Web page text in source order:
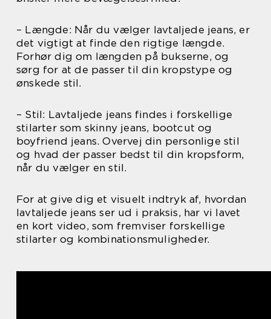
– Længde: Når du vælger lavtaljede jeans, er
det vigtigt at finde den rigtige længde.
Forhør dig om længden på bukserne, og
sørg for at de passer til din kropstype og
ønskede stil.
– Stil: Lavtaljede jeans findes i forskellige
stilarter som skinny jeans, bootcut og
boyfriend jeans. Overvej din personlige stil
og hvad der passer bedst til din kropsform,
når du vælger en stil.
For at give dig et visuelt indtryk af, hvordan
lavtaljede jeans ser ud i praksis, har vi lavet
en kort video, som fremviser forskellige
stilarter og kombinationsmuligheder.